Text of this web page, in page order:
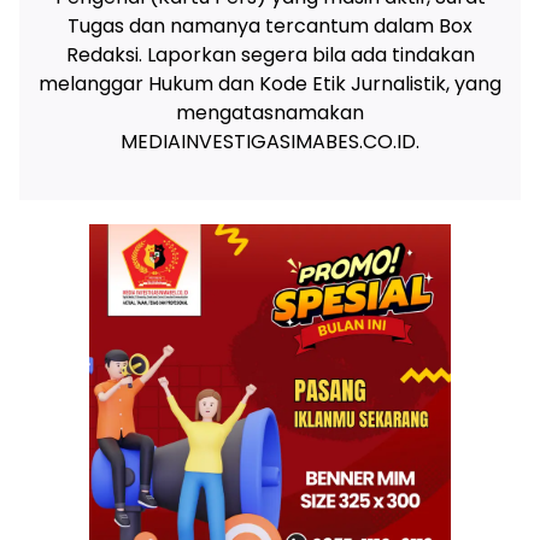
Tugas dan namanya tercantum dalam Box
Redaksi. Laporkan segera bila ada tindakan
melanggar Hukum dan Kode Etik Jurnalistik, yang
mengatasnamakan
MEDIAINVESTIGASIMABES.CO.ID.